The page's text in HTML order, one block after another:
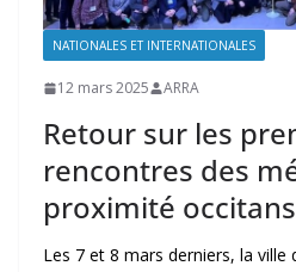
NATIONALES ET INTERNATIONALES
12 mars 2025 ARRA
Retour sur les
rencontres des
proximité
Les 7 et 8 mars derniers, la ville